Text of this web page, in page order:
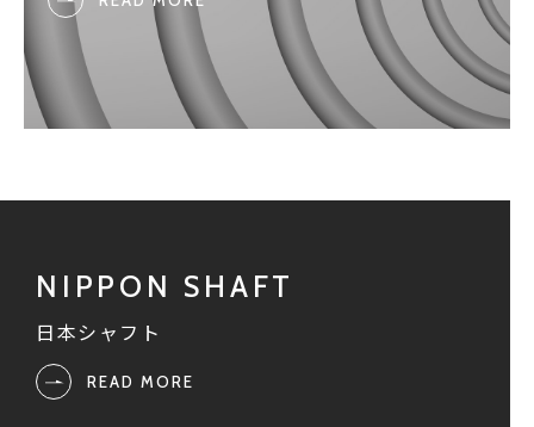
日本シャフト
READ MORE